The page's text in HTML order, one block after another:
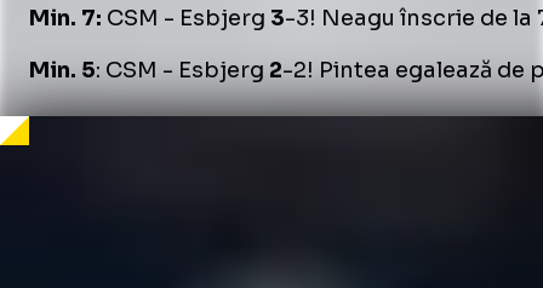
Min. 7: CSM - Esbjerg 3-3! Neagu înscrie de la
Min. 5: CSM - Esbjerg 2-2! Pintea egalează de